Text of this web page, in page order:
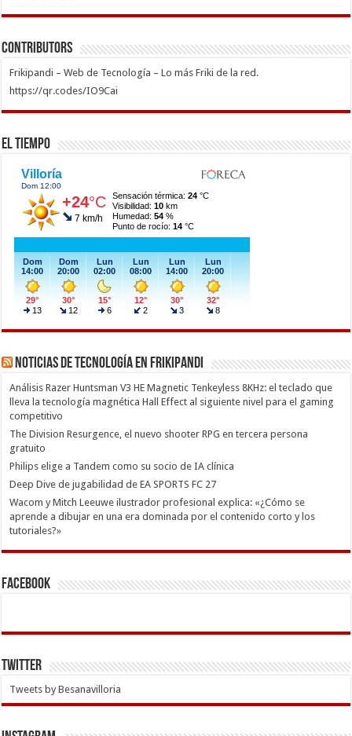
Contributors
Frikipandi – Web de Tecnología – Lo más Friki de la red.
https://qr.codes/IO9Cai
El Tiempo
Noticias de Tecnología en Frikipandi
Análisis Razer Huntsman V3 HE Magnetic Tenkeyless 8KHz: el teclado que
lleva la tecnología magnética Hall Effect al siguiente nivel para el gaming
competitivo
The Division Resurgence, el nuevo shooter RPG en tercera persona
gratuito
Philips elige a Tandem como su socio de IA clínica
Deep Dive de jugabilidad de EA SPORTS FC 27
Wacom y Mitch Leeuwe ilustrador profesional explica: «¿Cómo se
aprende a dibujar en una era dominada por el contenido corto y los
tutoriales?»
Facebook
Twitter
Tweets by Besanavilloria